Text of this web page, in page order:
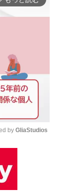
u
by GliaStudios